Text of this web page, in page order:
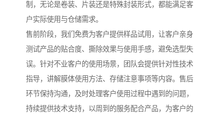
制，无论是卷装、片装还是特殊封装形式，都能满足客
户实际使用与仓储需求。
售前阶段，我们免费为客户提供样品试用，让客户亲身
测试产品的贴合度、撕除效果与使用手感，避免选型失
误。针对不业客户的使用场景，团队会提供针对性技术
指导，讲解膜体使用方法、存储注意事项等内容。售后
环节保持沟通，及时处理客户使用过程中遇到的问题，
持续提供技术支持，以周到的服务配合产品，为客户的